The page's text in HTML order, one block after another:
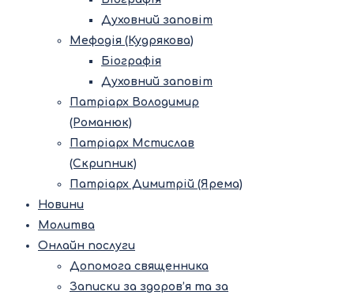
Духовний заповіт
Мефодія (Кудрякова)
Біографія
Духовний заповіт
Патріарх Володимир
(Романюк)
Патріарх Мстислав
(Скрипник)
Патріарх Димитрій (Ярема)
Новини
Молитва
Онлайн послуги
Допомога священника
Записки за здоров’я та за